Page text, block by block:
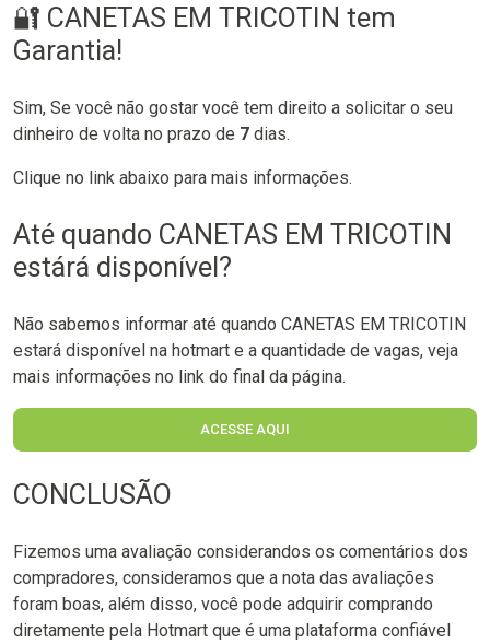
🔐 CANETAS EM TRICOTIN tem
Garantia!
Sim, Se você não gostar você tem direito a solicitar o seu
dinheiro de volta no prazo de 7 dias.
Clique no link abaixo para mais informações.
Até quando CANETAS EM TRICOTIN
estárá disponível?
Não sabemos informar até quando CANETAS EM TRICOTIN
estará disponível na hotmart e a quantidade de vagas, veja
mais informações no link do final da página.
ACESSE AQUI
CONCLUSÃO
Fizemos uma avaliação considerandos os comentários dos
compradores, consideramos que a nota das avaliações
foram boas, além disso, você pode adquirir comprando
diretamente pela Hotmart que é uma plataforma confiável